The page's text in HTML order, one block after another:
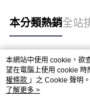
本分類熱銷全站
熱門標籤
本網站中使用 cookie，欲
望在電腦上使用 cookie 時
權條款 」之 Cookie 聲明
用條款之 Cookie 聲明使用
了解更多 >